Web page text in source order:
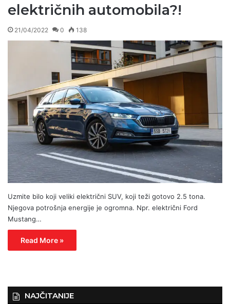
električnih automobila?!
21/04/2022 0 138
Uzmite bilo koji veliki električni SUV, koji teži gotovo 2.5 tona.
Njegova potrošnja energije je ogromna. Npr. električni Ford
Mustang…
Read More »
NAJČITANIJE